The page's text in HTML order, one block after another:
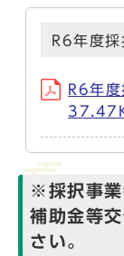
R6年度
R6年
※採択事業
補助金等
さい。